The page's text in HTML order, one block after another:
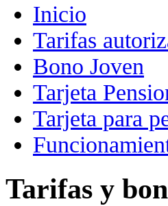
Inicio
Tarifas
Bono Joven
Tarjeta
Tarjeta para
Tarifas y